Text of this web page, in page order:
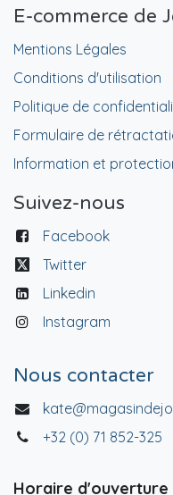
E-commerce de
Mentions Légales
Conditions d'utilisation
Politique de
Formulaire de
Information et
Suivez-nous
Facebook
Twitter
Linkedin
Instagram
Nous contacter
+32 (0) 71 852-325
Horaire d'ouverture